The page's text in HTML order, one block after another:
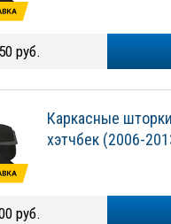
руб.
Каркасные
хэтчбек (2006-
руб.